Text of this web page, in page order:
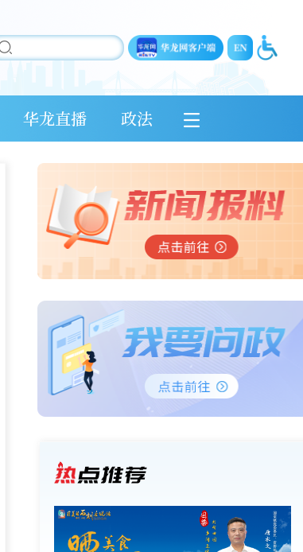
华龙直播 政法